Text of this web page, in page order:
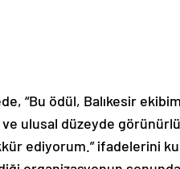
“Bu ödül, Balıkesir
ve ulusal düzeyde
ediyorum.” ifadelerini